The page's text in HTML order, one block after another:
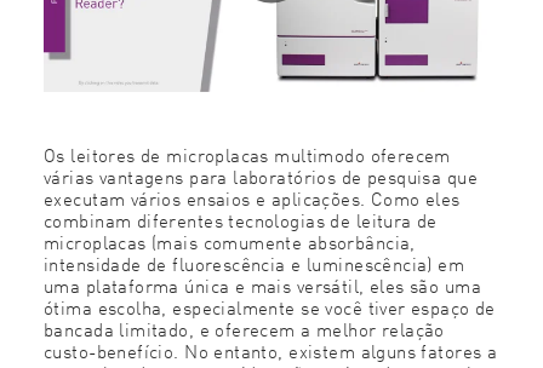
Os leitores de microplacas multimodo oferecem
várias vantagens para laboratórios de pesquisa que
executam vários ensaios e aplicações. Como eles
combinam diferentes tecnologias de leitura de
microplacas (mais comumente absorbância,
intensidade de fluorescência e luminescência) em
uma plataforma única e mais versátil, eles são uma
ótima escolha, especialmente se você tiver espaço de
bancada limitado, e oferecem a melhor relação
custo-benefício. No entanto, existem alguns fatores a